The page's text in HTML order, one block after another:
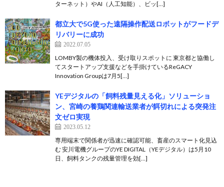
ターネット）やAI（人工知能）、ビッ[…]
都立大で5G使った遠隔操作配送ロボットがフードデ
リバリーに成功
2022.07.05
LOMBY製の機体投入、受け取りスポットに 東京都と協働し
てスタートアップ支援などを手掛けているReGACY
Innovation Groupは7月5[…]
YEデジタルの「飼料残量見える化」ソリューショ
ン、宮崎の養鶏関連輸送業者が餌切れによる突発注
文ゼロ実現
2023.05.12
専用端末で関係者が迅速に確認可能、畜産のスマート化見込
む 安川電機グループのYE DIGITAL（YEデジタル）は5月10
日、飼料タンクの残量管理を効[…]